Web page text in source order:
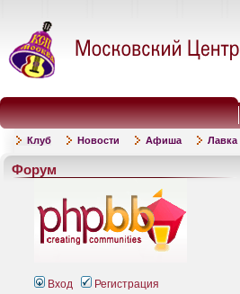
Клуб Новости Афиша Лавка
Форум
Вход Регистрация